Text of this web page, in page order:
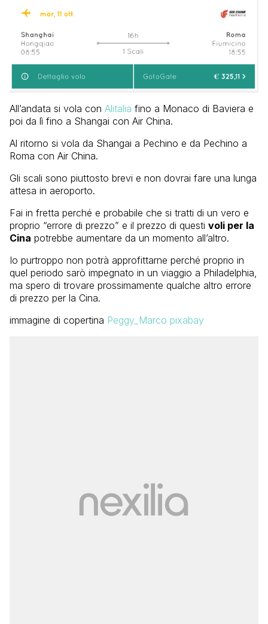
All’andata si vola con Alitalia fino a Monaco di Baviera e
poi da lì fino a Shangai con Air China.
Al ritorno si vola da Shangai a Pechino e da Pechino a
Roma con Air China.
Gli scali sono piuttosto brevi e non dovrai fare una lunga
attesa in aeroporto.
Fai in fretta perché e probabile che si tratti di un vero e
proprio “errore di prezzo” e il prezzo di questi voli per la
Cina potrebbe aumentare da un momento all’altro.
Io purtroppo non potrà approfittarne perché proprio in
quel periodo sarò impegnato in un viaggio a Philadelphia,
ma spero di trovare prossimamente qualche altro errore
di prezzo per la Cina.
immagine di copertina Peggy_Marco pixabay